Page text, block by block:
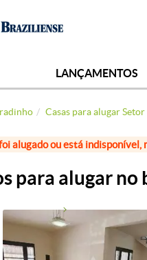
LANÇAMENTOS
Casas para alugar
alugado ou está
para alugar